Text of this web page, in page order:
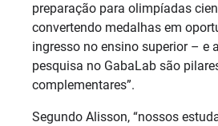
preparação para olimpíadas
convertendo medalhas em
ingresso no ensino superior – e
pesquisa no GabaLab são
complementares”.
Segundo Alisson, “nossos